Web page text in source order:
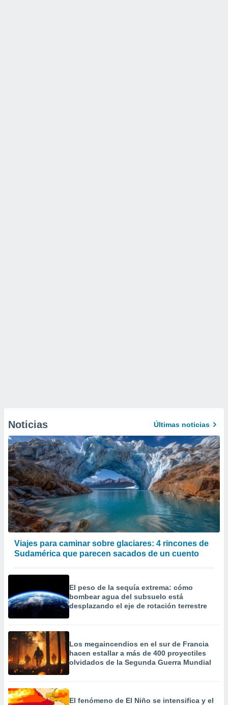
Noticias Últimas noticias
Viajes para caminar sobre glaciares: 4 rincones de
Sudamérica que parecen sacados de un cuento
El peso de la sequía extrema: cómo
bombear agua del subsuelo está
desplazando el eje de rotación terrestre
Los megaincendios en el sur de Francia
hacen estallar a más de 400 proyectiles
olvidados de la Segunda Guerra Mundial
El fenómeno de El Niño se intensifica y el